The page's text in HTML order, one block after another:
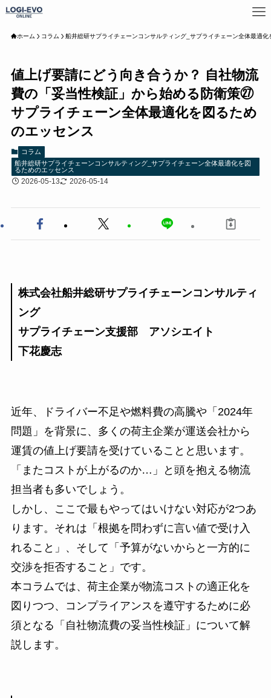
ホーム コラム 船井総研サプライチェーンコンサルティング_サプライチェーン全体最適化
値上げ要請にどう向き合うか？ 自社物流
費の「妥当性検証」から始める防衛策㉗
サプライチェーン全体最適化を図るため
のエッセンス
コラム
船井総研サプライチェーンコンサルティング_サプライチェーン全体最適化を図
るためのエッセンス
2026-05-13 2026-05-14
株式会社船井総研サプライチェーンコンサルティ
ング
サプライチェーン支援部 アソシエイト
下花慶志
近年、ドライバー不足や燃料費の高騰や「2024年
問題」を背景に、多くの荷主企業が運送会社から
運賃の値上げ要請を受けていることと思います。
「またコストが上がるのか…」と頭を抱える物流
担当者も多いでしょう。
しかし、ここで最もやってはいけない対応が2つあ
ります。それは「根拠を問わずに言い値で受け入
れること」、そして「予算がないからと一方的に
交渉を拒否すること」です。
本コラムでは、荷主企業が物流コストの適正化を
図りつつ、コンプライアンスを遵守するために必
須となる「自社物流費の妥当性検証」について解
説します。